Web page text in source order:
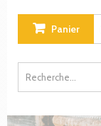
Panier